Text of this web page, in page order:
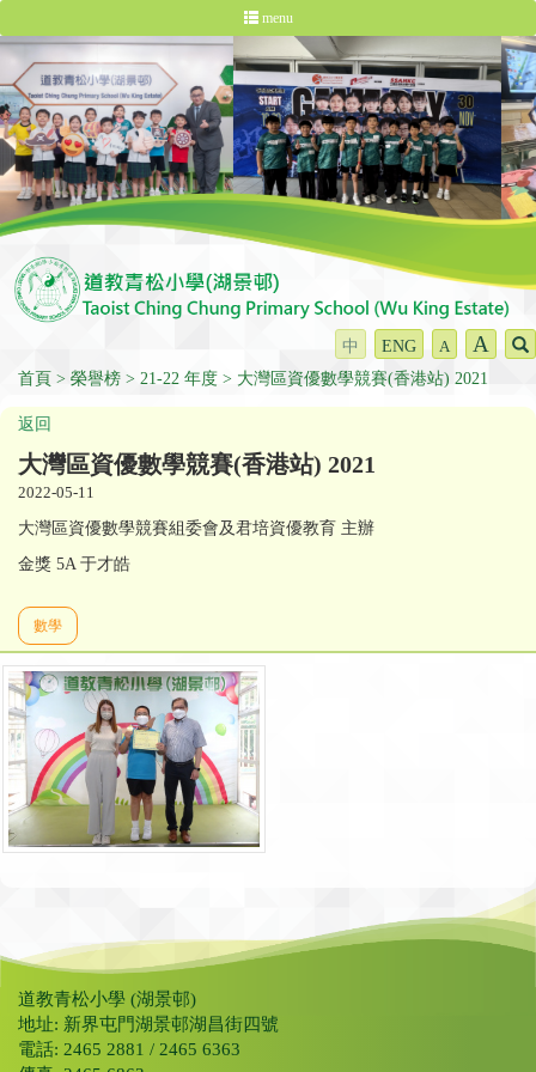
menu
中 ENG A A
首頁 榮譽榜 21-22 年度 大灣區資優數學競賽(香港站) 2021
返回
大灣區資優數學競賽(香港站) 2021
2022-05-11
大灣區資優數學競賽組委會及君培資優教育 主辦
金獎 5A 于才皓
數學
道教青松小學 (湖景邨)
地址: 新界屯門湖景邨湖昌街四號
電話: 2465 2881 / 2465 6363